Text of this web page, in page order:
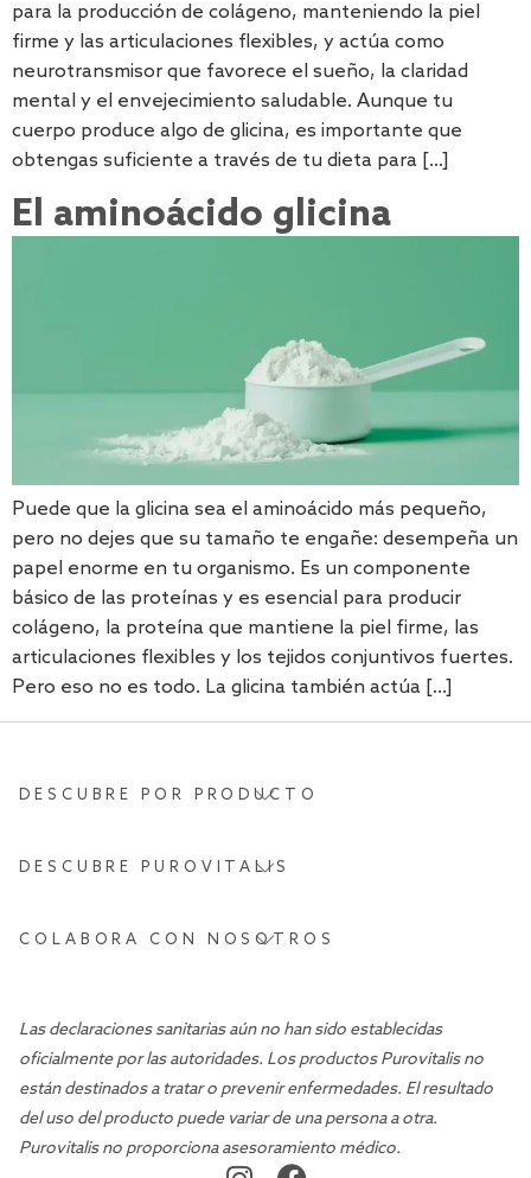
para la producción de colágeno, manteniendo la piel
firme y las articulaciones flexibles, y actúa como
neurotransmisor que favorece el sueño, la claridad
mental y el envejecimiento saludable. Aunque tu
cuerpo produce algo de glicina, es importante que
obtengas suficiente a través de tu dieta para [...]
El aminoácido glicina
Puede que la glicina sea el aminoácido más pequeño,
pero no dejes que su tamaño te engañe: desempeña un
papel enorme en tu organismo. Es un componente
básico de las proteínas y es esencial para producir
colágeno, la proteína que mantiene la piel firme, las
articulaciones flexibles y los tejidos conjuntivos fuertes.
Pero eso no es todo. La glicina también actúa [...]
DESCUBRE POR PRODUCTO
DESCUBRE PUROVITALIS
COLABORA CON NOSOTROS
Las declaraciones sanitarias aún no han sido establecidas
oficialmente por las autoridades. Los productos Purovitalis no
están destinados a tratar o prevenir enfermedades. El resultado
del uso del producto puede variar de una persona a otra.
Purovitalis no proporciona asesoramiento médico.